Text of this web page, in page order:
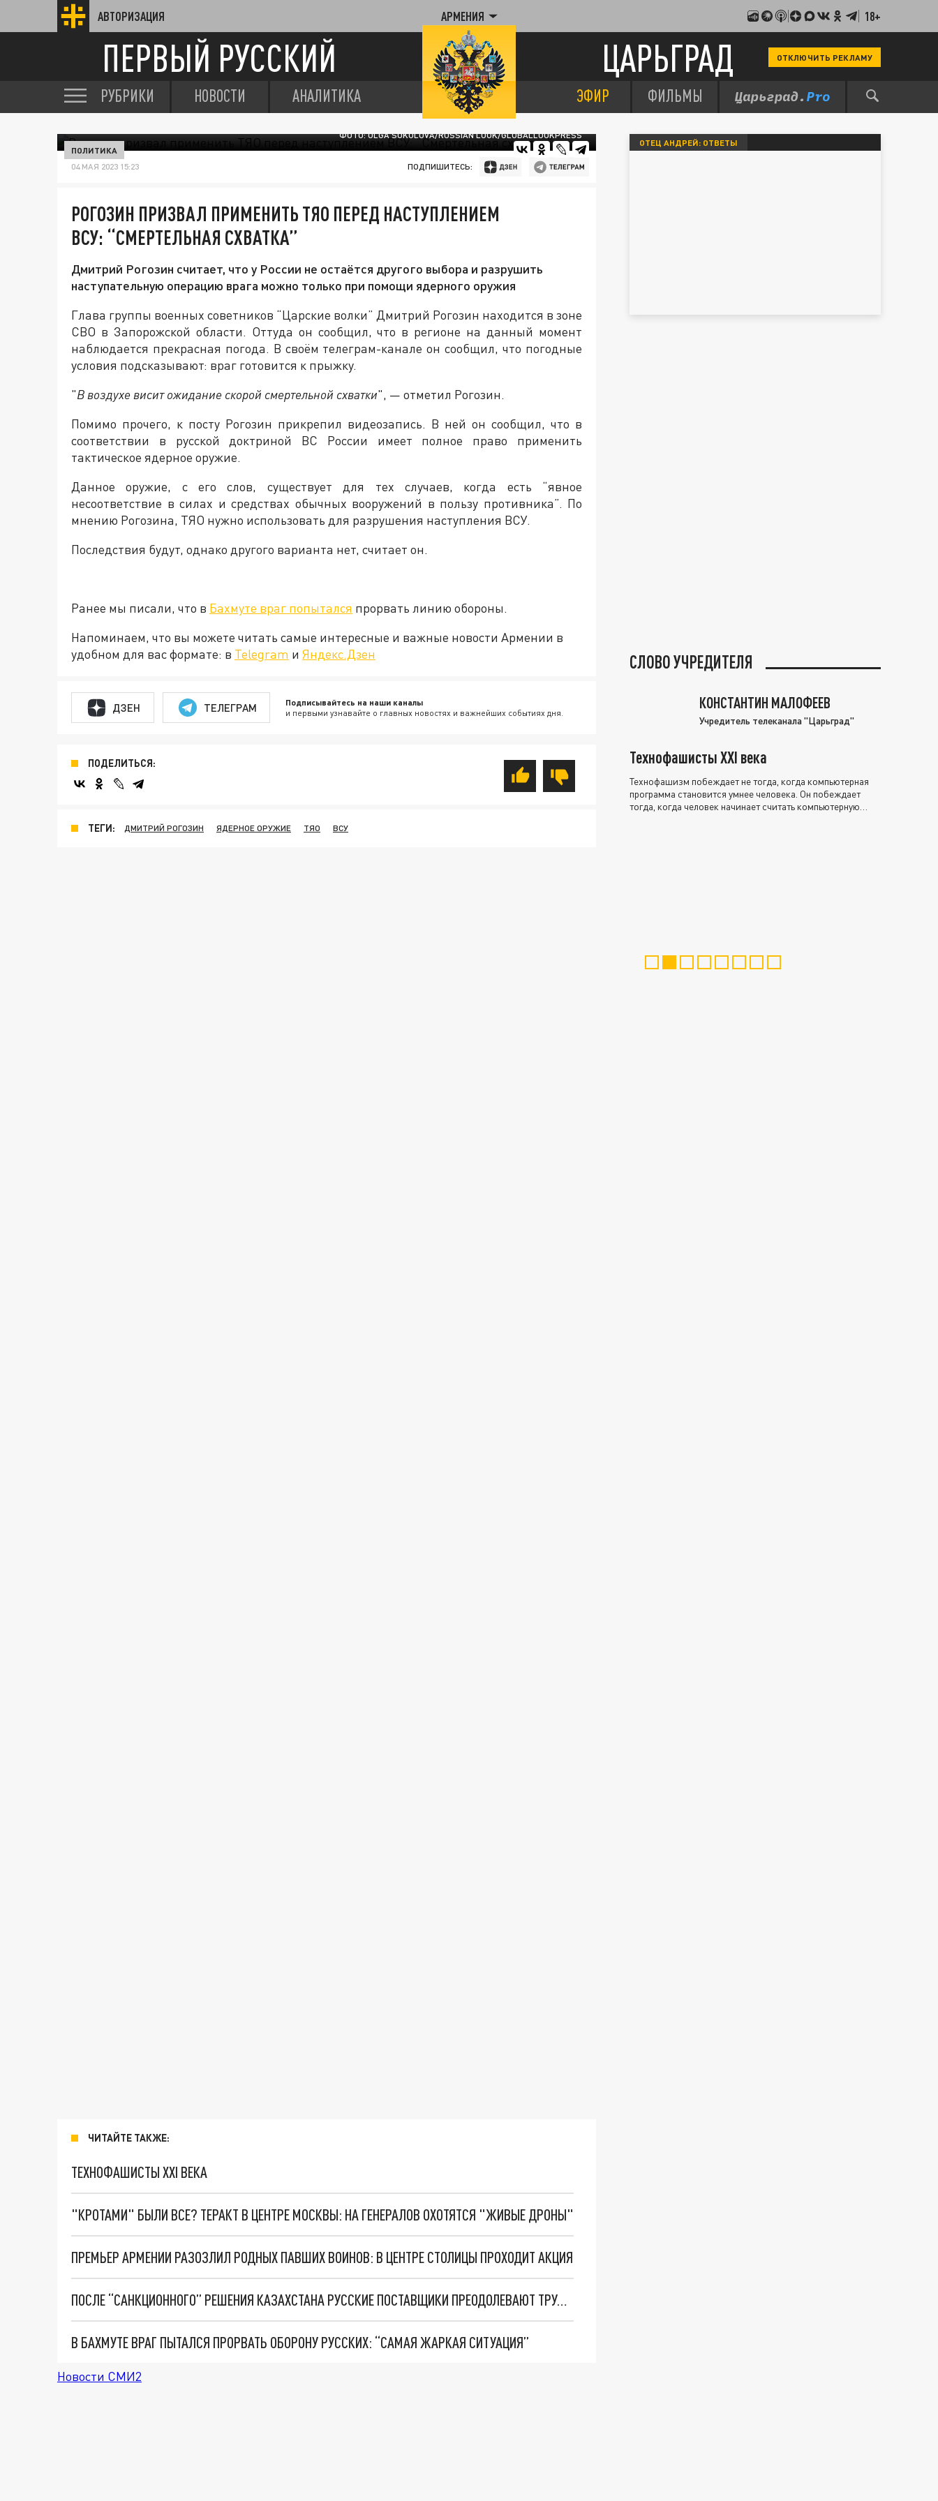
АВТОРИЗАЦИЯ АРМЕНИЯ 18+
ПЕРВЫЙ РУССКИЙ ЦАРЬГРАД ОТКЛЮЧИТЬ РЕКЛАМУ
РУБРИКИ НОВОСТИ АНАЛИТИКА ЭФИР ФИЛЬМЫ
ФОТО: OLGA SOKOLOVA/RUSSIAN LOOK/GLOBALLOOKPRESS
ПОЛИТИКА
04 МАЯ 2023 15:23 ПОДПИШИТЕСЬ:
РОГОЗИН ПРИЗВАЛ ПРИМЕНИТЬ ТЯО ПЕРЕД НАСТУПЛЕНИЕМ
ВСУ: “СМЕРТЕЛЬНАЯ СХВАТКА”
Дмитрий Рогозин считает, что у России не остаётся другого выбора и разрушить
наступательную операцию врага можно только при помощи ядерного оружия
Глава группы военных советников “Царские волки” Дмитрий Рогозин находится в зоне
СВО в Запорожской области. Оттуда он сообщил, что в регионе на данный момент
наблюдается прекрасная погода. В своём телеграм-канале он сообщил, что погодные
условия подсказывают: враг готовится к прыжку.
"В воздухе висит ожидание скорой смертельной схватки", — отметил Рогозин.
Помимо прочего, к посту Рогозин прикрепил видеозапись. В ней он сообщил, что в
соответствии в русской доктриной ВС России имеет полное право применить
тактическое ядерное оружие.
Данное оружие, с его слов, существует для тех случаев, когда есть “явное
несоответствие в силах и средствах обычных вооружений в пользу противника”. По
мнению Рогозина, ТЯО нужно использовать для разрушения наступления ВСУ.
Последствия будут, однако другого варианта нет, считает он.
Ранее мы писали, что в Бахмуте враг попытался прорвать линию обороны.
Напоминаем, что вы можете читать самые интересные и важные новости Армении в
удобном для вас формате: в Telegram и Яндекс.Дзен
ДЗЕН ТЕЛЕГРАМ Подписывайтесь на наши каналы
и первыми узнавайте о главных новостях и важнейших событиях дня.
ПОДЕЛИТЬСЯ:
ТЕГИ: ДМИТРИЙ РОГОЗИН ЯДЕРНОЕ ОРУЖИЕ ТЯО ВСУ
ЧИТАЙТЕ ТАКЖЕ:
ТЕХНОФАШИСТЫ XXI ВЕКА
"КРОТАМИ" БЫЛИ ВСЕ? ТЕРАКТ В ЦЕНТРЕ МОСКВЫ: НА ГЕНЕРАЛОВ ОХОТЯТСЯ "ЖИВЫЕ ДРОНЫ"
ПРЕМЬЕР АРМЕНИИ РАЗОЗЛИЛ РОДНЫХ ПАВШИХ ВОИНОВ: В ЦЕНТРЕ СТОЛИЦЫ ПРОХОДИТ АКЦИЯ
ПОСЛЕ “САНКЦИОННОГО” РЕШЕНИЯ КАЗАХСТАНА РУССКИЕ ПОСТАВЩИКИ ПРЕОДОЛЕВАЮТ ТРУДНОСТИ ЧЕРЕЗ АРМЕНИЮ
В БАХМУТЕ ВРАГ ПЫТАЛСЯ ПРОРВАТЬ ОБОРОНУ РУССКИХ: “САМАЯ ЖАРКАЯ СИТУАЦИЯ”
Новости СМИ2
ОТЕЦ АНДРЕЙ: ОТВЕТЫ
СЛОВО УЧРЕДИТЕЛЯ
КОНСТАНТИН МАЛОФЕЕВ
Учредитель телеканала "Царьград"
Технофашисты XXI века
Технофашизм побеждает не тогда, когда компьютерная
программа становится умнее человека. Он побеждает
тогда, когда человек начинает считать компьютерную